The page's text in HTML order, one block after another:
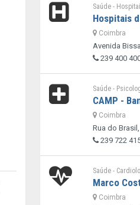
Saúde -
Hospitais
Coimbra
Avenida
239 400
Saúde -
CAMP -
Coimbra
Rua do
239 722
Saúde -
Marco
Coimbra